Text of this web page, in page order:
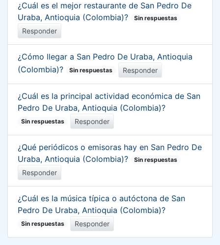
¿Cuál es el mejor restaurante de San Pedro De
Uraba, Antioquia (Colombia)?
Sin respuestas
Responder
¿Cómo llegar a San Pedro De Uraba, Antioquia
(Colombia)?
Sin respuestas Responder
¿Cuál es la principal actividad económica de San
Pedro De Uraba, Antioquia (Colombia)?
Sin respuestas Responder
¿Qué periódicos o emisoras hay en San Pedro De
Uraba, Antioquia (Colombia)?
Sin respuestas
Responder
¿Cuál es la música típica o autóctona de San
Pedro De Uraba, Antioquia (Colombia)?
Sin respuestas Responder